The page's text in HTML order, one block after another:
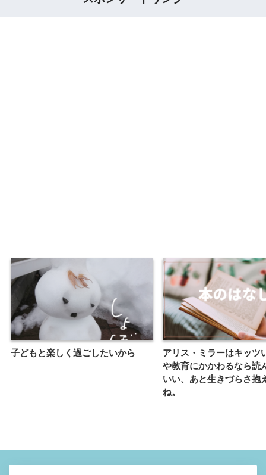
子どもと楽しく過ごしたいから
アリス・ミラーはキッツ
や教育にかかわるなら読
いい、あと生きづらさ抱
ね。